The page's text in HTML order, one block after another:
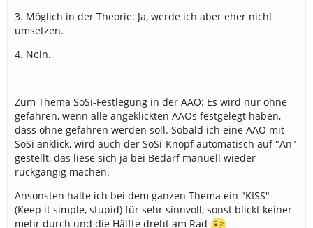
3. Möglich in der Theorie: Ja, werde ich aber eher nicht
umsetzen.
4. Nein.
Zum Thema SoSi-Festlegung in der AAO: Es wird nur ohne
gefahren, wenn alle angeklickten AAOs festgelegt haben,
dass ohne gefahren werden soll. Sobald ich eine AAO mit
SoSi anklick, wird auch der SoSi-Knopf automatisch auf "An"
gestellt, das liese sich ja bei Bedarf manuell wieder
rückgängig machen.
Ansonsten halte ich bei dem ganzen Thema ein "KISS"
(Keep it simple, stupid) für sehr sinnvoll, sonst blickt keiner
mehr durch und die Hälfte dreht am Rad